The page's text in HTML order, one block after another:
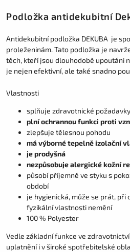
Podložka antidekubitní
Antidekubitní podložka DEKUBA je
proleženinám. Tato podložka je
těch, kteří jsou dlouhodobě upoutáni
je nejen efektivní, ale také snadno
Vlastnosti
splňuje zdravotnické
plní ochrannou funkci proti
zlepšuje tělesnou pohodu
má výborné tepelně izolační
je prodyšná
nezpůsobuje alergické kožní
působí příjemně ve styku s
období
je hygienická, může se prát, při
fyzikální vlastnosti nemění
100 % Polyester
Vedle základní funkce ve
uplatnění i v široké spotřebitelské